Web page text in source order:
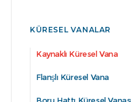
KÜRESEL VANALAR
Kaynaklı Küresel Vana
Flanşlı Küresel Vana